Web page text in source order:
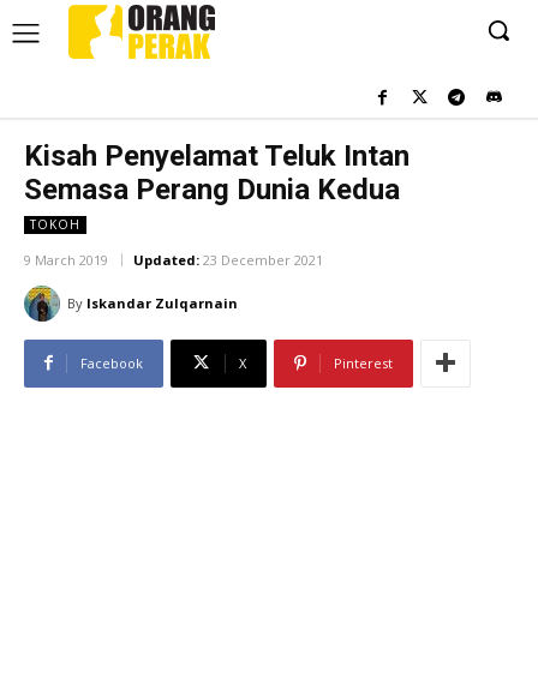
Kisah Penyelamat Teluk Intan
Semasa Perang Dunia Kedua
TOKOH
9 March 2019 Updated: 23 December 2021
By Iskandar Zulqarnain
Facebook X Pinterest